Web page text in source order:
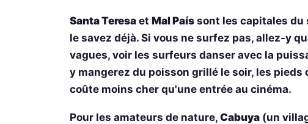
Santa Teresa et Mal País sont les capitales du
le savez déjà. Si vous ne surfez pas, allez-y
vagues, voir les surfeurs danser avec la
y mangerez du poisson grillé le soir, les pieds
coûte moins cher qu'une entrée au cinéma.
Pour les amateurs de nature, Cabuya (un